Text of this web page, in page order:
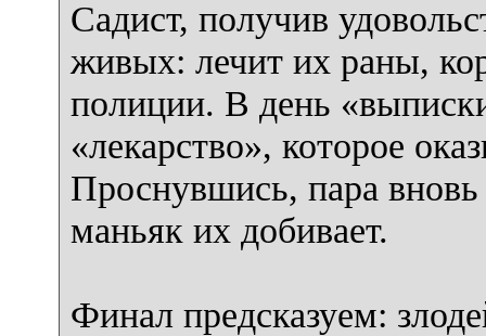
Садист, получив
живых: лечит их раны,
полиции. В день
«лекарство», которое
Проснувшись, пара вновь
маньяк их добивает.
Финал предсказуем: